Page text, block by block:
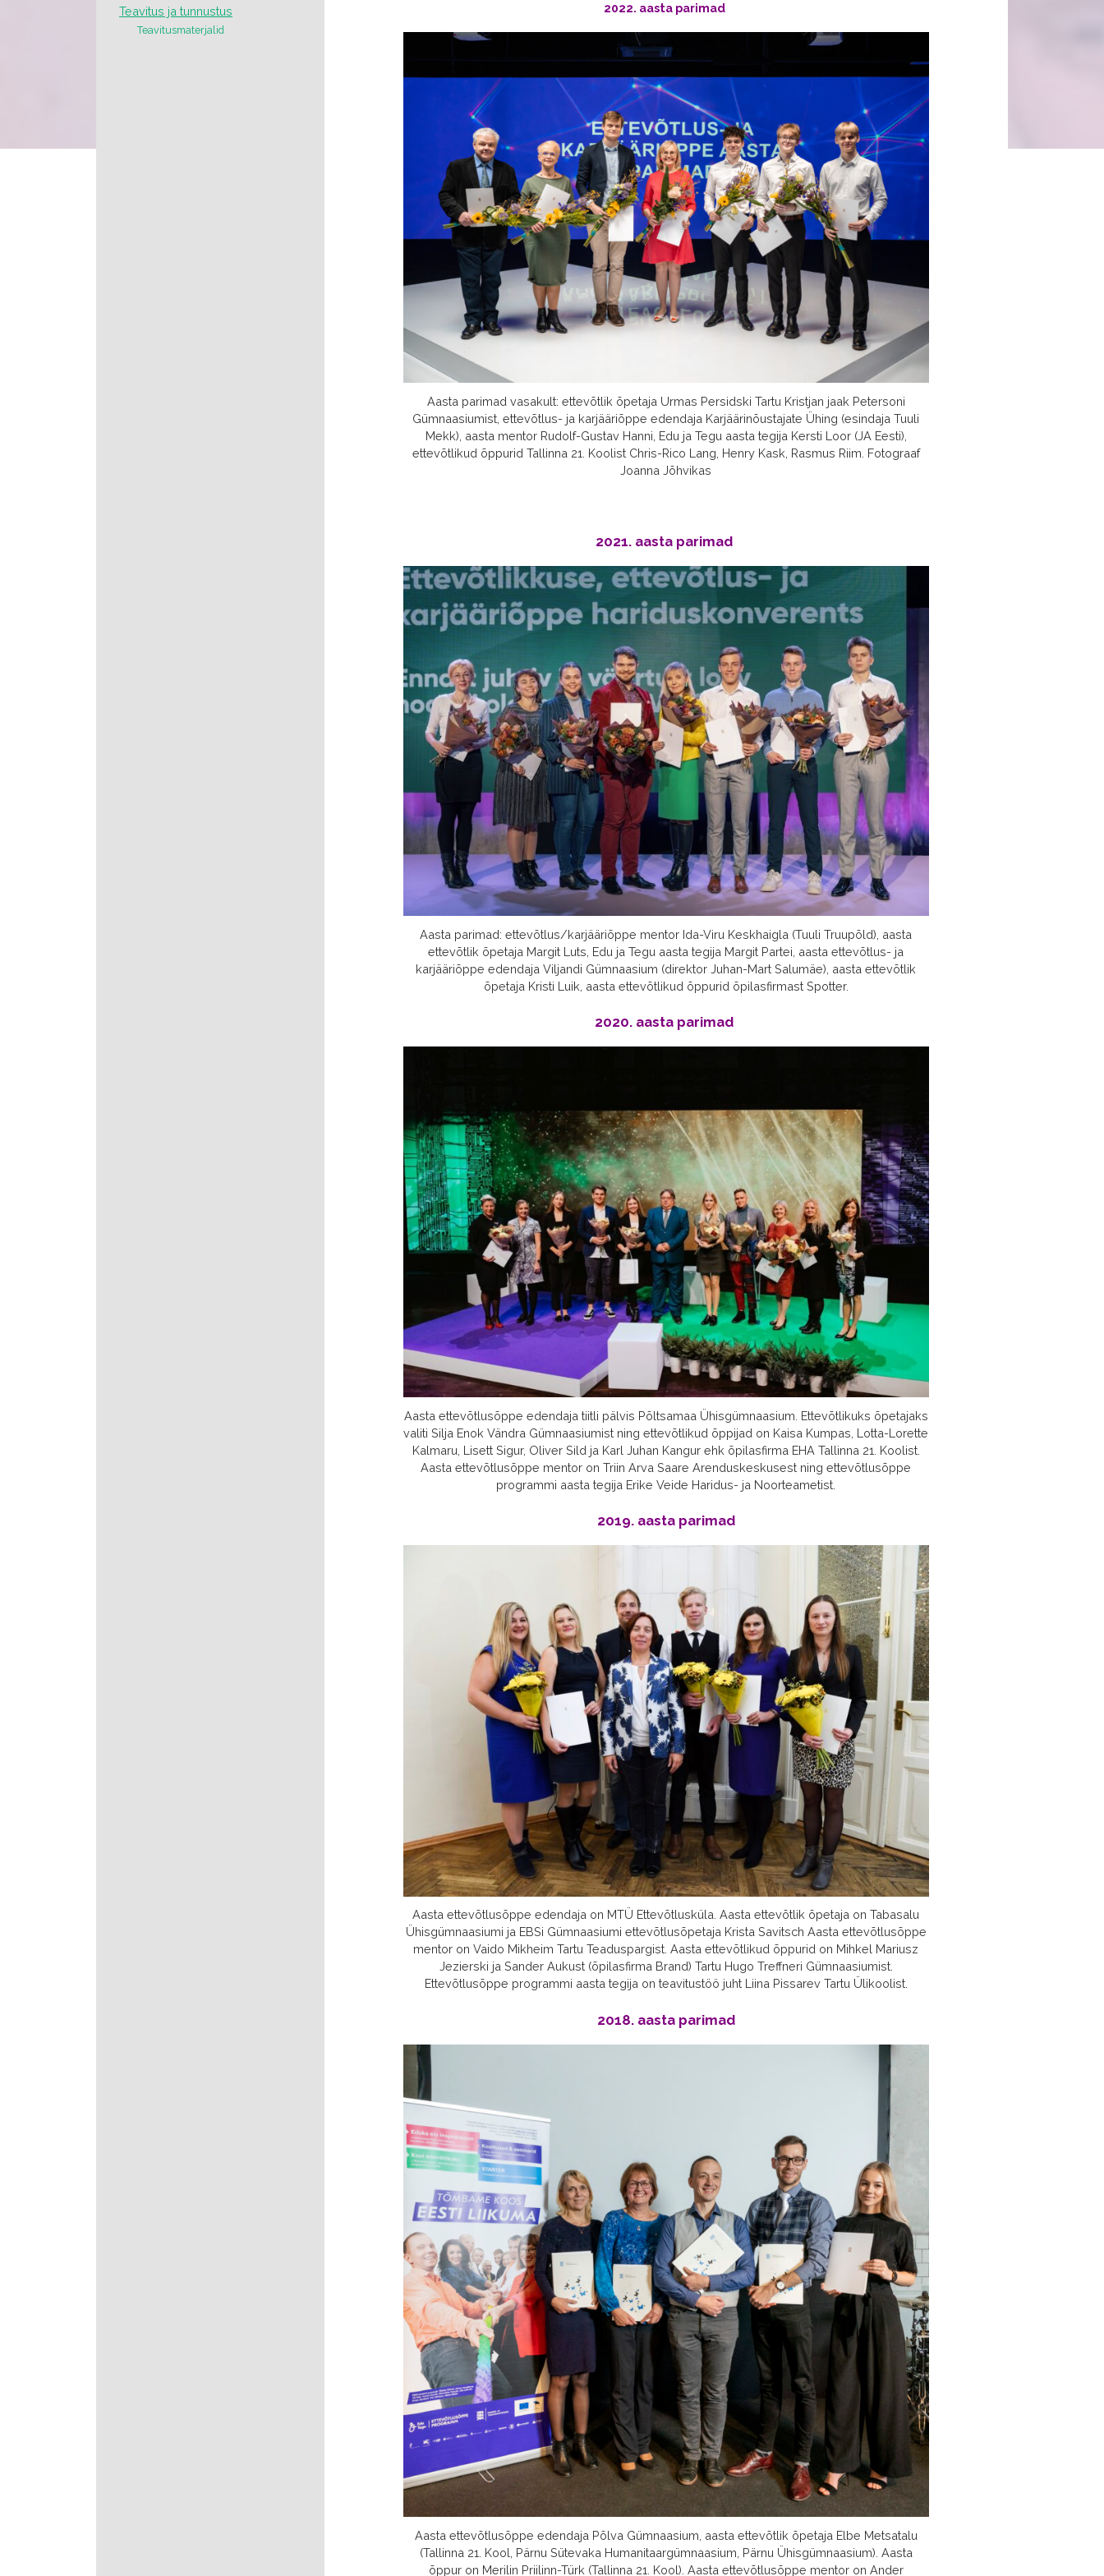
Teavitus ja tunnustus
Teavitusmaterjalid
2022. aasta parimad
Aasta parimad vasakult: ettevõtlik õpetaja Urmas Persidski Tartu Kristjan jaak Petersoni
Gümnaasiumist, ettevõtlus- ja karjääriõppe edendaja Karjäärinõustajate Ühing (esindaja Tuuli
Mekk), aasta mentor Rudolf-Gustav Hanni, Edu ja Tegu aasta tegija Kersti Loor (JA Eesti),
ettevõtlikud õppurid Tallinna 21. Koolist Chris-Rico Lang, Henry Kask, Rasmus Riim. Fotograaf
Joanna Jõhvikas
2021. aasta parimad
Aasta parimad: ettevõtlus/karjääriõppe mentor Ida-Viru Keskhaigla (Tuuli Truupõld), aasta
ettevõtlik õpetaja Margit Luts, Edu ja Tegu aasta tegija Margit Partei, aasta ettevõtlus- ja
karjääriõppe edendaja Viljandi Gümnaasium (direktor Juhan-Mart Salumäe), aasta ettevõtlik
õpetaja Kristi Luik, aasta ettevõtlikud õppurid õpilasfirmast Spotter.
2020. aasta parimad
Aasta ettevõtlusõppe edendaja tiitli pälvis Põltsamaa Ühisgümnaasium. Ettevõtlikuks õpetajaks
valiti Silja Enok Vändra Gümnaasiumist ning ettevõtlikud õppijad on Kaisa Kumpas, Lotta-Lorette
Kalmaru, Lisett Sigur, Oliver Sild ja Karl Juhan Kangur ehk õpilasfirma EHA Tallinna 21. Koolist.
Aasta ettevõtlusõppe mentor on Triin Arva Saare Arenduskeskusest ning ettevõtlusõppe
programmi aasta tegija Erike Veide Haridus- ja Noorteametist.
2019. aasta parimad
Aasta ettevõtlusõppe edendaja on MTÜ Ettevõtlusküla. Aasta ettevõtlik õpetaja on Tabasalu
Ühisgümnaasiumi ja EBSi Gümnaasiumi ettevõtlusõpetaja Krista Savitsch Aasta ettevõtlusõppe
mentor on Vaido Mikheim Tartu Teaduspargist. Aasta ettevõtlikud õppurid on Mihkel Mariusz
Jezierski ja Sander Aukust (õpilasfirma Brand) Tartu Hugo Treffneri Gümnaasiumist.
Ettevõtlusõppe programmi aasta tegija on teavitustöö juht Liina Pissarev Tartu Ülikoolist.
2018. aasta parimad
Aasta ettevõtlusõppe edendaja Põlva Gümnaasium, aasta ettevõtlik õpetaja Elbe Metsatalu
(Tallinna 21. Kool, Pärnu Sütevaka Humanitaargümnaasium, Pärnu Ühisgümnaasium). Aasta
õppur on Merilin Priilinn-Türk (Tallinna 21. Kool). Aasta ettevõtlusõppe mentor on Ander